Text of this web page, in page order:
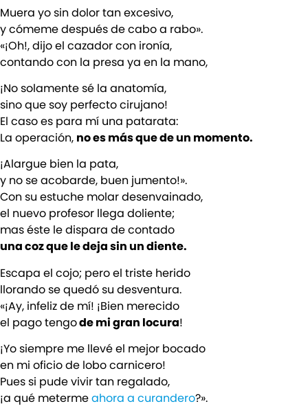
Muera yo sin dolor tan excesivo,
y cómeme después de cabo a rabo».
«¡Oh!, dijo el cazador con ironía,
contando con la presa ya en la mano,
¡No solamente sé la anatomía,
sino que soy perfecto cirujano!
El caso es para mí una patarata:
La operación, no es más que de un momento.
¡Alargue bien la pata,
y no se acobarde, buen jumento!».
Con su estuche molar desenvainado,
el nuevo profesor llega doliente;
mas éste le dispara de contado
una coz que le deja sin un diente.
Escapa el cojo; pero el triste herido
llorando se quedó su desventura.
«¡Ay, infeliz de mí! ¡Bien merecido
el pago tengode mi gran locura!
¡Yo siempre me llevé el mejor bocado
en mi oficio de lobo carnicero!
Pues si pude vivir tan regalado,
¡a qué metermeahora a curandero?».